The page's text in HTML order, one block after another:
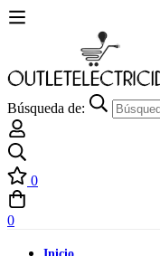
Búsqueda de:
0
0